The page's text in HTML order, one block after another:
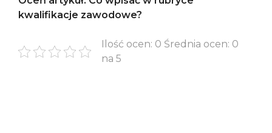
kwalifikacje zawodowe?
Ilość ocen: 0 Średnia ocen: 0
na 5